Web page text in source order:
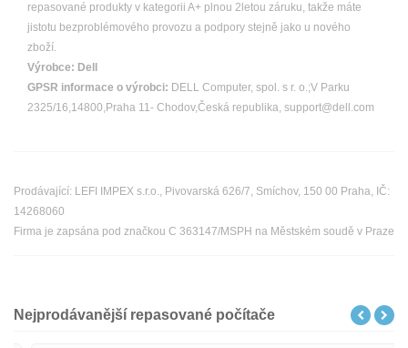
repasované produkty v kategorii A+ plnou 2letou záruku, takže máte
jistotu bezproblémového provozu a podpory stejně jako u nového
zboží.
Výrobce: Dell
GPSR informace o výrobci: DELL Computer, spol. s r. o.;V Parku
2325/16,14800,Praha 11- Chodov,Česká republika, support@dell.com
Prodávající: LEFI IMPEX s.r.o., Pivovarská 626/7, Smíchov, 150 00 Praha, IČ:
14268060
Firma je zapsána pod značkou C 363147/MSPH na Městském soudě v Praze
Nejprodávanější repasované počítače